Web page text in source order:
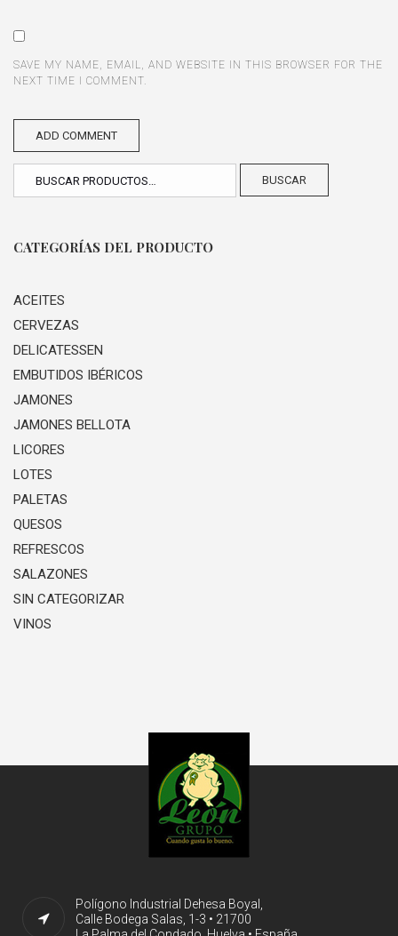
SAVE MY NAME, EMAIL, AND WEBSITE IN THIS BROWSER FOR THE
NEXT TIME I COMMENT.
BUSCAR
CATEGORÍAS DEL PRODUCTO
ACEITES
CERVEZAS
DELICATESSEN
EMBUTIDOS IBÉRICOS
JAMONES
JAMONES BELLOTA
LICORES
LOTES
PALETAS
QUESOS
REFRESCOS
SALAZONES
SIN CATEGORIZAR
VINOS
Polígono Industrial Dehesa Boyal,
Calle Bodega Salas, 1-3 • 21700